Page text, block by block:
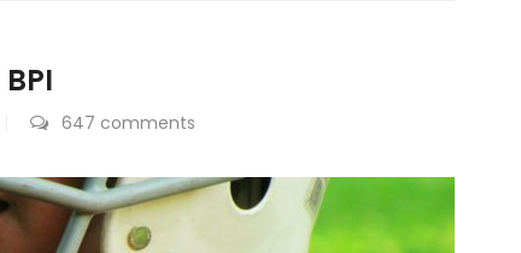
647 comments